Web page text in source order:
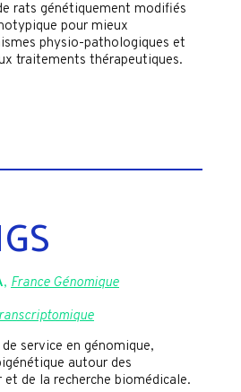
rats génétiquement modifiés
pour mieux
physio-pathologiques et
traitements thérapeutiques.
, France Génomique
service en génomique,
autour des
de la recherche biomédicale.